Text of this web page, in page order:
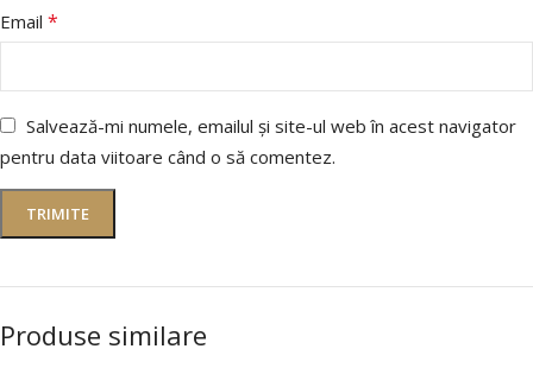
Email *
Salvează-mi numele, emailul și site-ul web în acest navigator
pentru data viitoare când o să comentez.
Produse similare